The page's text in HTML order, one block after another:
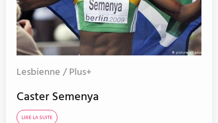
Lesbienne / Plus+
Caster Semenya
LIRE LA SUITE